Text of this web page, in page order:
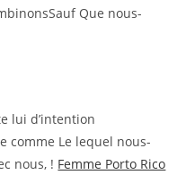
Que nous-
lui d’intention
comme Le lequel nous-
nous, ! Femme Porto Rico